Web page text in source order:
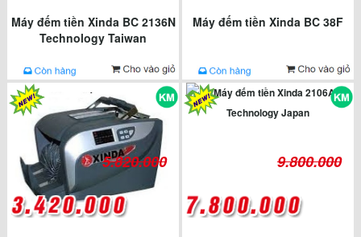
Máy đếm tiền Xinda BC 2136N
Technology Taiwan
Máy đếm tiền Xinda BC 38F
5.820.000 9.800.000